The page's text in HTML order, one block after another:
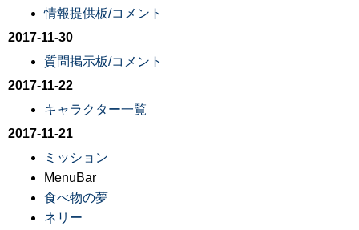
情報提供板/コメント
2017-11-30
質問掲示板/コメント
2017-11-22
キャラクター一覧
2017-11-21
ミッション
MenuBar
食べ物の夢
ネリー